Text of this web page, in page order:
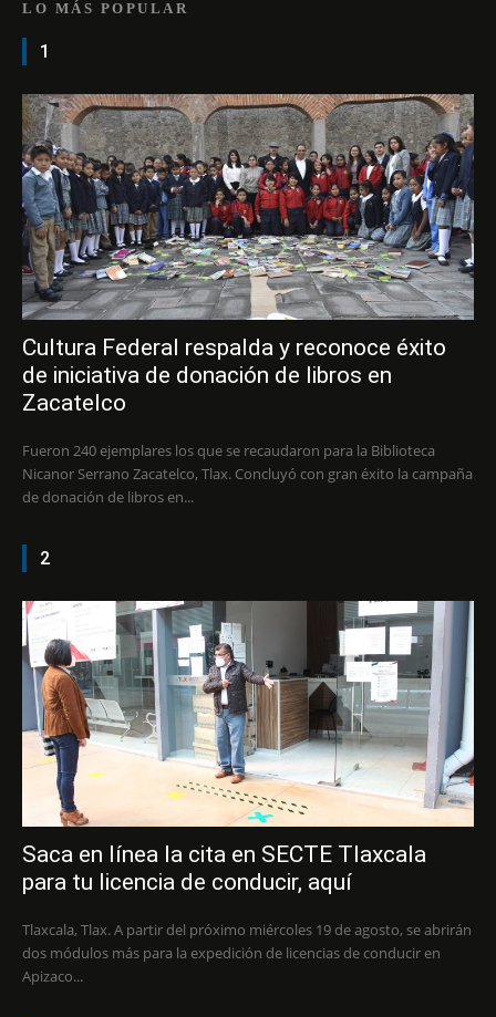
LO MÁS POPULAR
1
Cultura Federal respalda y reconoce éxito
de iniciativa de donación de libros en
Zacatelco
Fueron 240 ejemplares los que se recaudaron para la Biblioteca
Nicanor Serrano Zacatelco, Tlax. Concluyó con gran éxito la campaña
de donación de libros en...
2
Saca en línea la cita en SECTE Tlaxcala
para tu licencia de conducir, aquí
Tlaxcala, Tlax. A partir del próximo miércoles 19 de agosto, se abrirán
dos módulos más para la expedición de licencias de conducir en
Apizaco...